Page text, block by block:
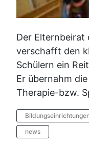
Der Elternbeirat
verschafft den
Schülern ein
Er übernahm
Therapie-bzw.
news